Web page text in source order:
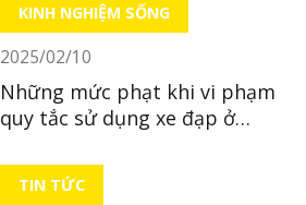
KINH NGHIỆM SỐNG
2025/02/10
Những mức phạt khi vi phạm
quy tắc sử dụng xe đạp ở
TIN TỨC